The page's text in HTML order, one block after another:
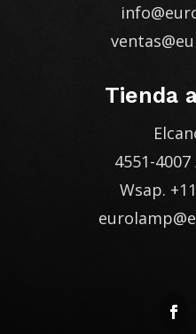
Tienda
4551-4007
Wsap.